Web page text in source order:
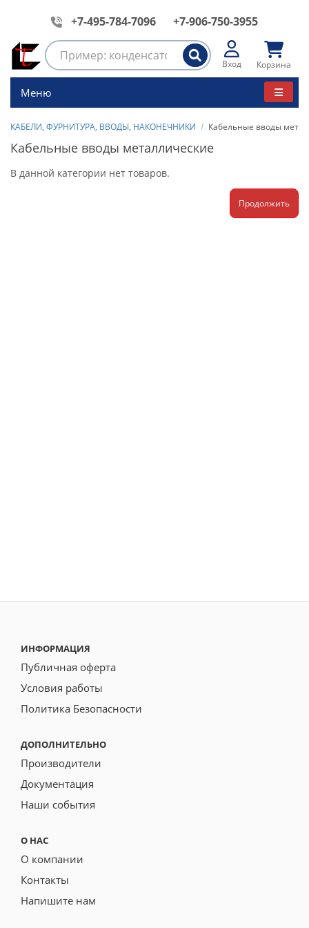
+7-495-784-7096 +7-906-750-3955
Вход Корзина
Меню
КАБЕЛИ, ФУРНИТУРА, ВВОДЫ, НАКОНЕЧНИКИ Кабельные вводы
Кабельные вводы металлические
В данной категории нет товаров.
Продолжить
ИНФОРМАЦИЯ
Публичная оферта
Условия работы
Политика Безопасности
ДОПОЛНИТЕЛЬНО
Производители
Документация
Наши события
О НАС
О компании
Контакты
Напишите нам